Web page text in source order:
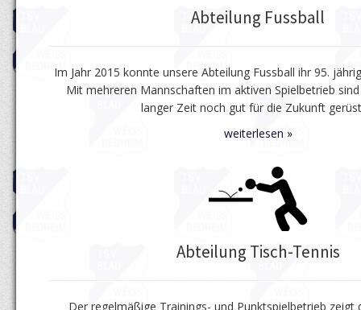
Abteilung Fussball
Im Jahr 2015 konnte unsere Abteilung Fussball ihr 95.
Mit mehreren Mannschaften im aktiven Spielbetrieb
langer Zeit noch gut für die Zukunft
weiterlesen »
Abteilung Tisch-Tennis
Der regelmäßige Trainings- und Punktspielbetrieb zeigt